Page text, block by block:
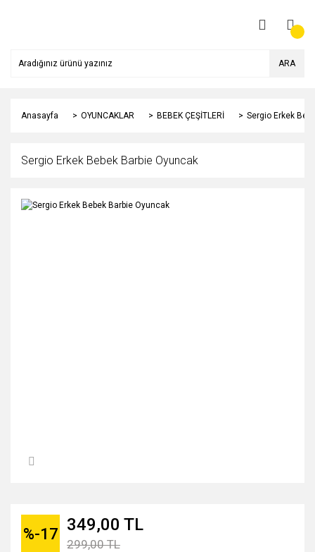
ARA
Anasayfa OYUNCAKLAR BEBEK ÇEŞİTLERİ Sergio Erkek
Sergio Erkek Bebek Barbie Oyuncak
%-17 349,00 TL
299,00 TL